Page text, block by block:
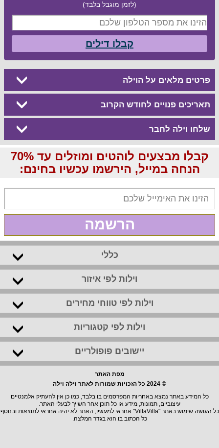
(לזמן מוגבל בלבד)
קבלו דילים
פרטים מלאים על הוילה
תאריכים פנויים לחודש הקרוב
שלחו וילה לחבר
קבלו מבצעים לוהטים ומוזלים עד 70%
הנחה במייל, הירשמו עכשיו בחינם:
הרשמה
כללי
וילות לפי איזור
וילות לפי טווחי מחירים
וילות לפי קטגוריות
יישובים פופולריים
מפת האתר
© 2024 כל הזכויות שמורות לאתר וילה וילה
כל המידע באתר נמצא באחריות המפרסמים בו בלבד, כמו כן אין להעתיק אלמנטיים
עיצוביים, תמונות, מידע או כל תוכן אחר השייך לבעלי האתר.
כל העושה שימוש באתר "VillaVilla" אחראי למעשיו, האתר לא יהיה אחראי לתוצאות ובנוסף
כל הכתוב בו הוא בגדר המלצה.